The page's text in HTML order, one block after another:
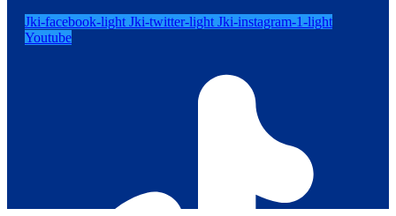
Jki-facebook-light Jki-twitter-light Jki-instagram-1-light
Youtube